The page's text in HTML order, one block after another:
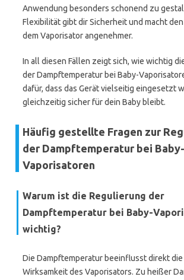
Anwendung besonders schonend zu
Flexibilität gibt dir Sicherheit und macht
dem Vaporisator angenehmer.
In all diesen Fällen zeigt sich, wie wichtig
der Dampftemperatur bei Baby-
dafür, dass das Gerät vielseitig eingesetzt
gleichzeitig sicher für dein Baby bleibt.
Häufig gestellte Fragen zur
der Dampftemperatur bei Baby-
Vaporisatoren
Warum ist die Regulierung der
Dampftemperatur bei Baby-
wichtig?
Die Dampftemperatur beeinflusst direkt die
Wirksamkeit des Vaporisators. Zu heißer